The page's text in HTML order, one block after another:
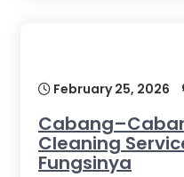
February 25, 2026
Cleaning
Fungsinya